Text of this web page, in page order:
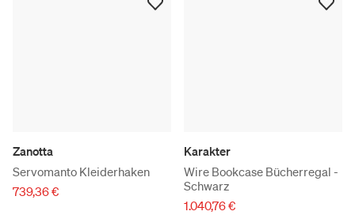
Zanotta
Servomanto Kleiderhaken
739,36 €
Karakter
Wire Bookcase Bücherregal -
Schwarz
1.040,76 €